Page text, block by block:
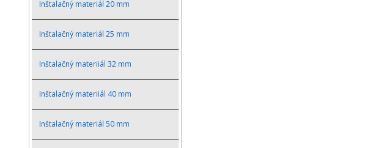
Inštalačný materiál 20 mm
Inštalačný materiál 25 mm
Inštalačný materiiál 32 mm
Inštalačný materiiál 40 mm
Inštalačný materiál 50 mm